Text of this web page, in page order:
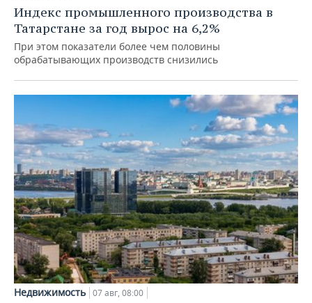
Индекс промышленного производства в
Татарстане за год вырос на 6,2%
При этом показатели более чем половины
обрабатывающих производств снизились
Недвижимость 07 авг, 08:00